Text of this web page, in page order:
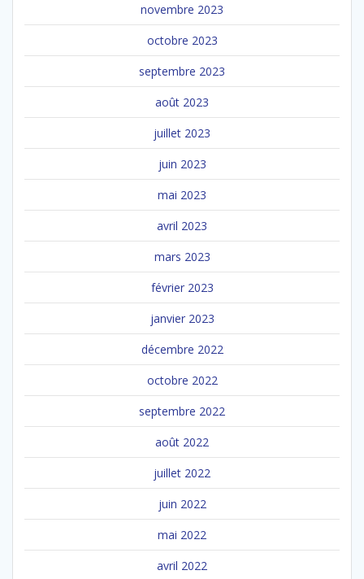
novembre 2023
octobre 2023
septembre 2023
août 2023
juillet 2023
juin 2023
mai 2023
avril 2023
mars 2023
février 2023
janvier 2023
décembre 2022
octobre 2022
septembre 2022
août 2022
juillet 2022
juin 2022
mai 2022
avril 2022